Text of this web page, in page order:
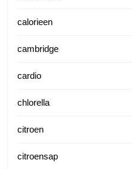
calorieen
cambridge
cardio
chlorella
citroen
citroensap